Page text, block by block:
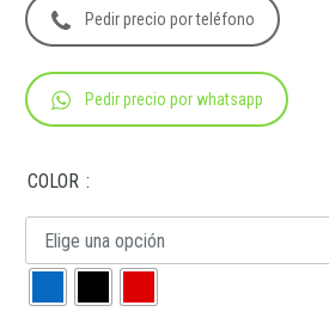
Pedir precio por teléfono
Pedir precio por whatsapp
COLOR
Elige una opción